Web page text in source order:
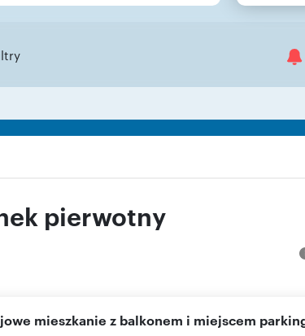
pierwotny
mieszkanie z balkonem i miejscem